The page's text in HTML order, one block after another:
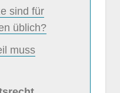
sind für
üblich?
muss